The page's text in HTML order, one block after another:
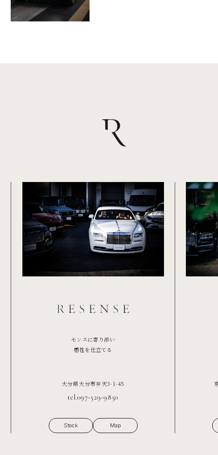
センスに寄り添い
感性を仕立てる
大分県大分市弁天3-1-45
tel.097-529-9850
Stock Map